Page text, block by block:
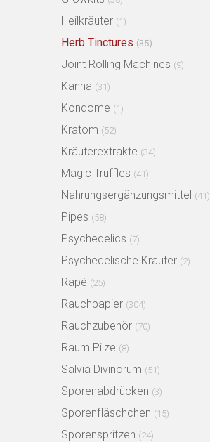
Heilkräuter (1)
Herb Tinctures (35)
Joint Rolling Machines (9)
Kanna (31)
Kondome (1)
Kratom (52)
Kräuterextrakte (34)
Magic Truffles (41)
Nahrungsergänzungsmittel (41)
Pipes (58)
Psychedelics (7)
Psychedelische Kräuter (2)
Rapé (25)
Rauchpapier (304)
Rauchzubehör (70)
Raum Pilze (8)
Salvia Divinorum (51)
Sporenabdrücken (3)
Sporenfläschchen (15)
Sporenspritzen (24)